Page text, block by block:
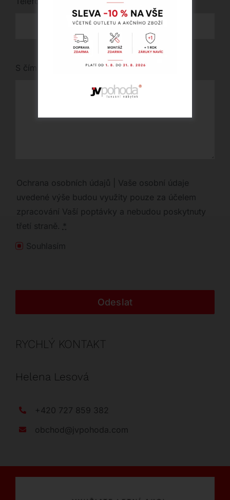
S čím vám můžeme pomoci?
Ochrana osobních údajů | Vaše osobní údaje
uvedené výše budou využity pouze za účelem
zpracování Vaší poptávky a nebudou poskytnuty
třetí straně. *
Souhlasím
Odeslat
RYCHLÝ KONTAKT
Helena Lesová
+420 727 859 382
obchod@jvpohoda.com